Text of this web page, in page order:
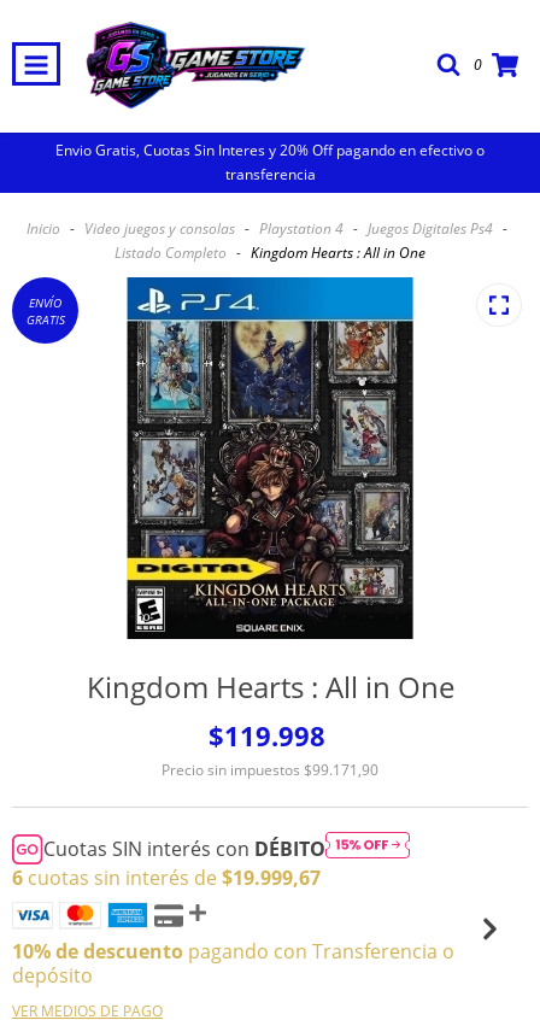
0
Envio Gratis, Cuotas Sin Interes y 20% Off pagando en efectivo o
transferencia
Inicio - Video juegos y consolas - Playstation 4 - Juegos Digitales Ps4 -
Listado Completo - Kingdom Hearts : All in One
ENVÍO
GRATIS
Kingdom Hearts : All in One
$119.998
Precio sin impuestos $99.171,90
Cuotas SIN interés con DÉBITO
6 cuotas sin interés de $19.999,67
10% de descuento pagando con Transferencia o
depósito
VER MEDIOS DE PAGO